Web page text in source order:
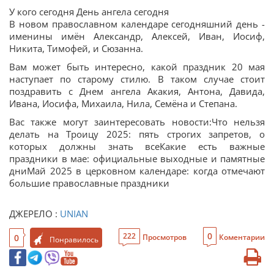
У кого сегодня День ангела сегодня
В новом православном календаре сегодняшний день -
именины имён Александр, Алексей, Иван, Иосиф,
Никита, Тимофей, и Сюзанна.
Вам может быть интересно, какой праздник 20 мая
наступает по старому стилю. В таком случае стоит
поздравить с Днем ангела Акакия, Антона, Давида,
Ивана, Иосифа, Михаила, Нила, Семёна и Степана.
Вас также могут заинтересовать новости:Что нельзя
делать на Троицу 2025: пять строгих запретов, о
которых должны знать всеКакие есть важные
праздники в мае: официальные выходные и памятные
дниМай 2025 в церковном календаре: когда отмечают
большие православные праздники
ДЖЕРЕЛО : UNIAN
0 Понравилось 222 Просмотров 0 Коментарии